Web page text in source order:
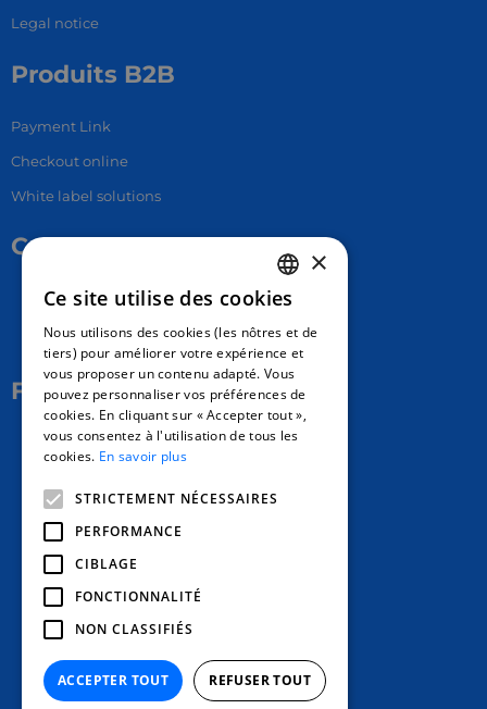
Legal notice
Produits B2B
Payment Link
Checkout online
White label solutions
Contact Us
17 Av. Albert II, 98000​
hello@carloapp.com
Follow Us
Carlo App | Instagram
Carlo App | Linkedin
FRENCH
ENGLISH
SPANISH
×
Ce site utilise des cookies
Nous utilisons des cookies (les nôtres et de
tiers) pour améliorer votre expérience et
vous proposer un contenu adapté. Vous
pouvez personnaliser vos préférences de
cookies. En cliquant sur « Accepter tout »,
vous consentez à l'utilisation de tous les
cookies. En savoir plus
STRICTEMENT NÉCESSAIRES
PERFORMANCE
CIBLAGE
FONCTIONNALITÉ
NON CLASSIFIÉS
ACCEPTER TOUT REFUSER TOUT